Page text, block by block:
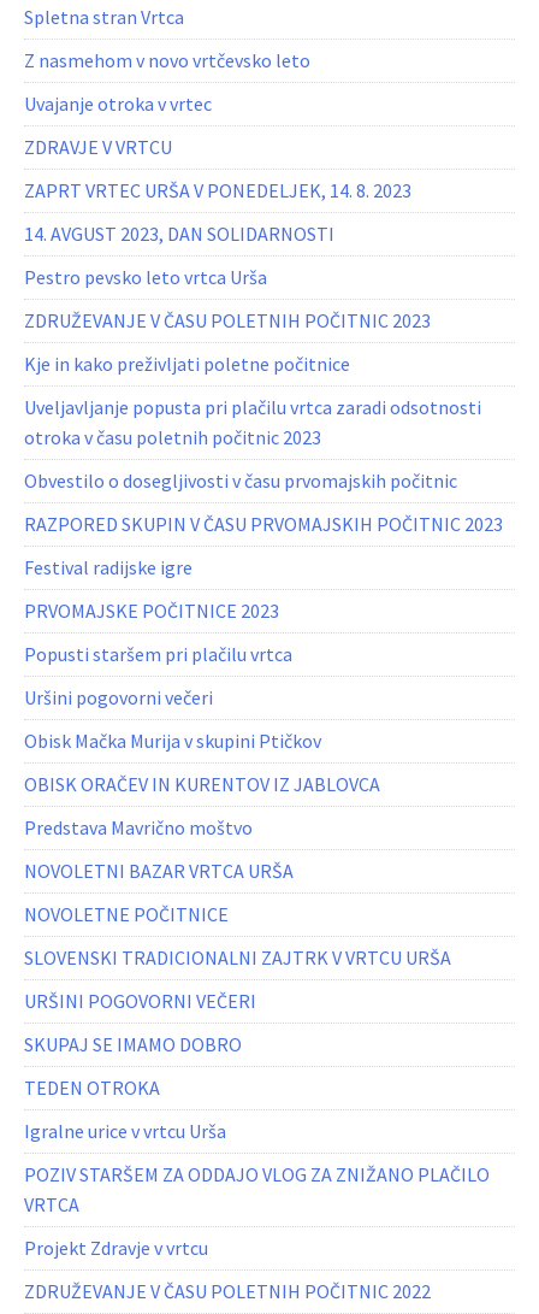
Spletna stran Vrtca
Z nasmehom v novo vrtčevsko leto
Uvajanje otroka v vrtec
ZDRAVJE V VRTCU
ZAPRT VRTEC URŠA V PONEDELJEK, 14. 8. 2023
14. AVGUST 2023, DAN SOLIDARNOSTI
Pestro pevsko leto vrtca Urša
ZDRUŽEVANJE V ČASU POLETNIH POČITNIC 2023
Kje in kako preživljati poletne počitnice
Uveljavljanje popusta pri plačilu vrtca zaradi odsotnosti
otroka v času poletnih počitnic 2023
Obvestilo o dosegljivosti v času prvomajskih počitnic
RAZPORED SKUPIN V ČASU PRVOMAJSKIH POČITNIC 2023
Festival radijske igre
PRVOMAJSKE POČITNICE 2023
Popusti staršem pri plačilu vrtca
Uršini pogovorni večeri
Obisk Mačka Murija v skupini Ptičkov
OBISK ORAČEV IN KURENTOV IZ JABLOVCA
Predstava Mavrično moštvo
NOVOLETNI BAZAR VRTCA URŠA
NOVOLETNE POČITNICE
SLOVENSKI TRADICIONALNI ZAJTRK V VRTCU URŠA
URŠINI POGOVORNI VEČERI
SKUPAJ SE IMAMO DOBRO
TEDEN OTROKA
Igralne urice v vrtcu Urša
POZIV STARŠEM ZA ODDAJO VLOG ZA ZNIŽANO PLAČILO
VRTCA
Projekt Zdravje v vrtcu
ZDRUŽEVANJE V ČASU POLETNIH POČITNIC 2022